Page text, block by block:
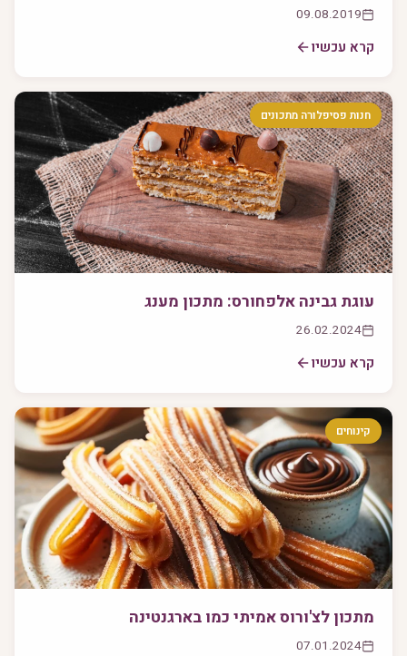
09.08.2019
קרא עכשיו
חנות פסיפלורה מתכונים
עוגת גבינה אלפחורס: מתכון מענג
26.02.2024
קרא עכשיו
קינוחים
מתכון לצ'ורוס אמיתי כמו בארגנטינה
07.01.2024